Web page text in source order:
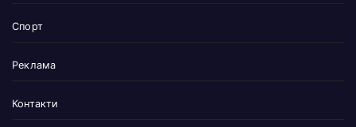
Спорт
Реклама
Контакти